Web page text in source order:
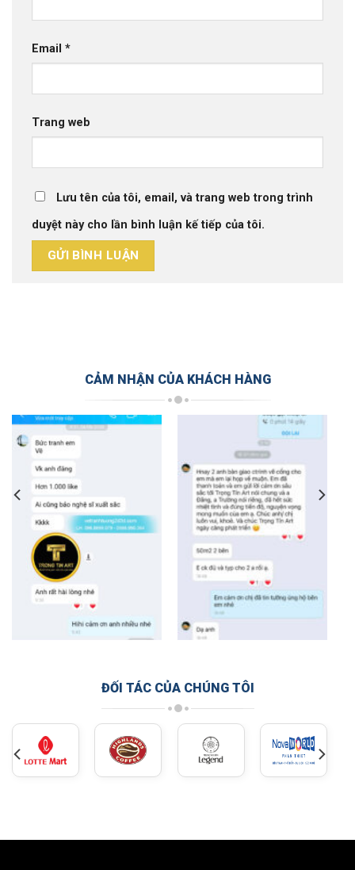
Email *
Trang web
Lưu tên của tôi, email, và trang web trong trình
duyệt này cho lần bình luận kế tiếp của tôi.
CẢM NHẬN CỦA KHÁCH HÀNG
ĐỐI TÁC CỦA CHÚNG TÔI